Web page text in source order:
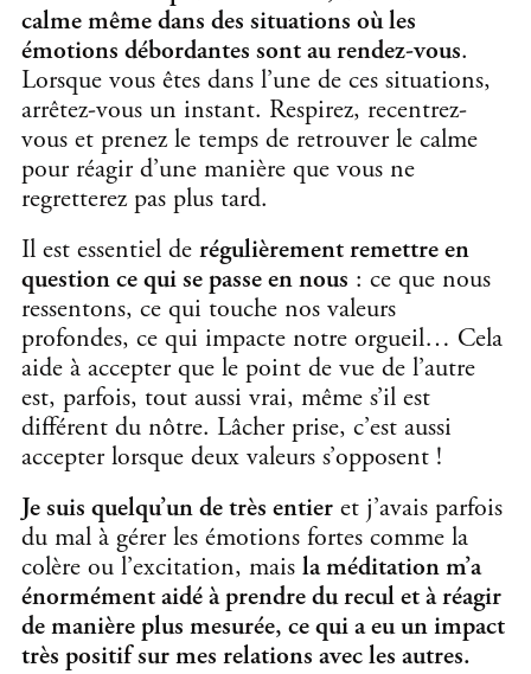
calme même dans des situations où les
émotions débordantes sont au rendez-vous.
Lorsque vous êtes dans l’une de ces situations,
arrêtez-vous un instant. Respirez, recentrez-
vous et prenez le temps de retrouver le calme
pour réagir d’une manière que vous ne
regretterez pas plus tard.
Il est essentiel de régulièrement remettre en
question ce qui se passe en nous : ce que nous
ressentons, ce qui touche nos valeurs
profondes, ce qui impacte notre orgueil… Cela
aide à accepter que le point de vue de l’autre
est, parfois, tout aussi vrai, même s’il est
différent du nôtre. Lâcher prise, c’est aussi
accepter lorsque deux valeurs s’opposent !
Je suis quelqu’un de très entier et j’avais parfois
du mal à gérer les émotions fortes comme la
colère ou l’excitation, mais la méditation m’a
énormément aidé à prendre du recul et à réagir
de manière plus mesurée, ce qui a eu un impact
très positif sur mes relations avec les autres.